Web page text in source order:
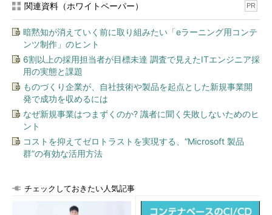
関連資料（ホワイトペーパー） PR
暗黙知が消えていく前に取り組みたい「eラーニング用コンテ
ンツ制作」のヒント
6割以上の採用担当者が目標未達 調査で見えたITエンジニア採
用の実態と課題
ものづくり企業が、自社技術や製品を起点とした新規事業開
発で成功を収めるには
なぜ新規事業はつまずくのか? 識者に聞く失敗しないためのヒ
ント
コストを抑えてゼロトラストを実現する、“Microsoft 製品
群”の有効な活用方法
チェックしておきたい人気記事